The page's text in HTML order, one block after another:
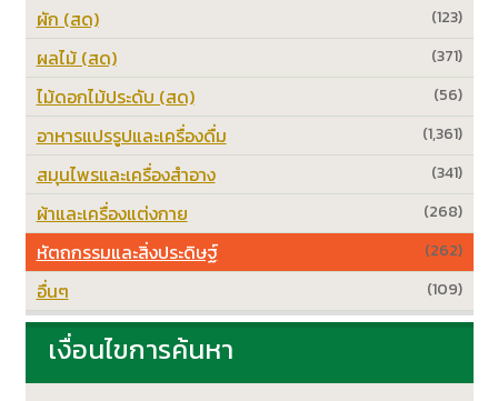
(123)
ผัก (สด)
(371)
ผลไม้ (สด)
(56)
ไม้ดอกไม้ประดับ (สด)
(1,361)
อาหารแปรรูปและเครื่องดื่ม
(341)
สมุนไพรและเครื่องสำอาง
(268)
ผ้าและเครื่องแต่งกาย
(262)
หัตถกรรมและสิ่งประดิษฐ์
(109)
อื่นๆ
เงื่อนไขการค้นหา